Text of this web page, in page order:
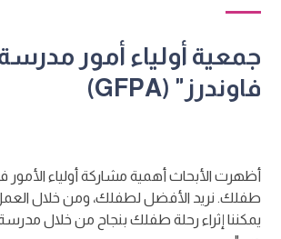
جمعية أولياء أمور
فاوندرز" (GFPA)
أظهرت الأبحاث أهمية مشاركة أولياء الأمور
طفلك. نريد الأفضل لطفلك، ومن خلال
يمكننا إثراء رحلة طفلك بنجاح من خلال